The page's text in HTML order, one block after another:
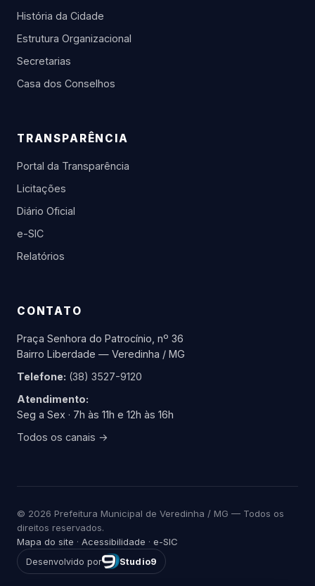
História da Cidade
Estrutura Organizacional
Secretarias
Casa dos Conselhos
TRANSPARÊNCIA
Portal da Transparência
Licitações
Diário Oficial
e-SIC
Relatórios
CONTATO
Praça Senhora do Patrocínio, nº 36
Bairro Liberdade — Veredinha / MG
Telefone: (38) 3527-9120
Atendimento:
Seg a Sex · 7h às 11h e 12h às 16h
Todos os canais →
© 2026 Prefeitura Municipal de Veredinha / MG — Todos os
direitos reservados.
Mapa do site · Acessibilidade · e-SIC
Desenvolvido por Studio9